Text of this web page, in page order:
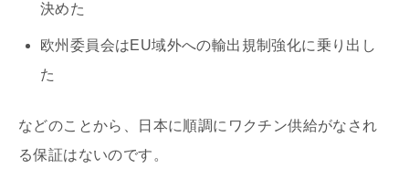
決めた
欧州委員会はEU域外への輸出規制強化に乗り出し
た
などのことから、日本に順調にワクチン供給がなされ
る保証はないのです。